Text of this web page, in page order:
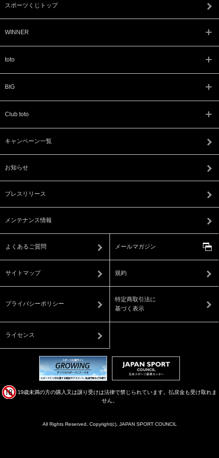
スポーツくじトップ
WINNER
toto
BIG
Club toto
キャンペーン一覧
お知らせ
プレスリリース
メンテナンス情報
よくあるご質問 メールマガジン
サイトマップ 規約
プライバシーポリシー
特定商取引法に
基づく表示
ライセンス
19歳未満の方の購入又は譲り受けは法律で禁じられています。払戻金も受け取れま
せん。
All Rights Reserved, Copyright(c), JAPAN SPORT COUNCIL